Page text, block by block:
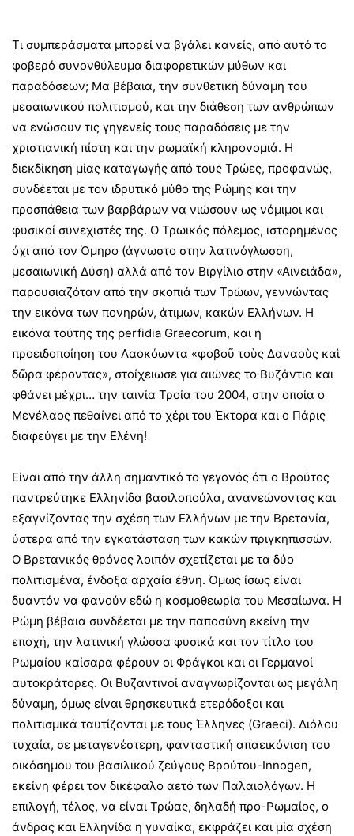
Τι συμπεράσματα μπορεί να βγάλει κανείς, από αυτό το
φοβερό συνονθύλευμα διαφορετικών μύθων και
παραδόσεων; Μα βέβαια, την συνθετική δύναμη του
μεσαιωνικού πολιτισμού, και την διάθεση των ανθρώπων
να ενώσουν τις γηγενείς τους παραδόσεις με την
χριστιανική πίστη και την ρωμαϊκή κληρονομιά. Η
διεκδίκηση μίας καταγωγής από τους Τρώες, προφανώς,
συνδέεται με τον ιδρυτικό μύθο της Ρώμης και την
προσπάθεια των βαρβάρων να νιώσουν ως νόμιμοι και
φυσικοί συνεχιστές της. Ο Τρωικός πόλεμος, ιστορημένος
όχι από τον Όμηρο (άγνωστο στην λατινόγλωσση,
μεσαιωνική Δύση) αλλά από τον Βιργίλιο στην «Αινειάδα»,
παρουσιαζόταν από την σκοπιά των Τρώων, γεννώντας
την εικόνα των πονηρών, άτιμων, κακών Ελλήνων. Η
εικόνα τούτης της perfidia Graecorum, και η
προειδοποίηση του Λαοκόωντα «φοβοῦ τοὺς Δαναοὺς καὶ
δῶρα φέροντας», στοίχειωσε για αιώνες το Βυζάντιο και
φθάνει μέχρι… την ταινία Τροία του 2004, στην οποία ο
Μενέλαος πεθαίνει από το χέρι του Έκτορα και ο Πάρις
διαφεύγει με την Ελένη!
Είναι από την άλλη σημαντικό το γεγονός ότι ο Βρούτος
παντρεύτηκε Ελληνίδα βασιλοπούλα, ανανεώνοντας και
εξαγνίζοντας την σχέση των Ελλήνων με την Βρετανία,
ύστερα από την εγκατάσταση των κακών πριγκηπισσών.
Ο Βρετανικός θρόνος λοιπόν σχετίζεται με τα δύο
πολιτισμένα, ένδοξα αρχαία έθνη. Όμως ίσως είναι
δυαντόν να φανούν εδώ η κοσμοθεωρία του Μεσαίωνα. Η
Ρώμη βέβαια συνδέεται με την παποσύνη εκείνη την
εποχή, την λατινική γλώσσα φυσικά και τον τίτλο του
Ρωμαίου καίσαρα φέρουν οι Φράγκοι και οι Γερμανοί
αυτοκράτορες. Οι Βυζαντινοί αναγνωρίζονται ως μεγάλη
δύναμη, όμως είναι θρησκευτικά ετερόδοξοι και
πολιτισμικά ταυτίζονται με τους Έλληνες (Graeci). Διόλου
τυχαία, σε μεταγενέστερη, φανταστική απαεικόνιση του
οικόσημου του βασιλικού ζεύγους Βρούτου-Innogen,
εκείνη φέρει τον δικέφαλο αετό των Παλαιολόγων. Η
επιλογή, τέλος, να είναι Τρώας, δηλαδή προ-Ρωμαίος, ο
άνδρας και Ελληνίδα η γυναίκα, εκφράζει και μία σχέση